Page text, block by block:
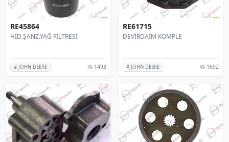
RE45864
HİD.ŞANZ.YAĞ FİLTRESİ
# JOHN DEERE 1493
RE61715
DEVİRDAİM KOMPLE
# JOHN DEERE 1692